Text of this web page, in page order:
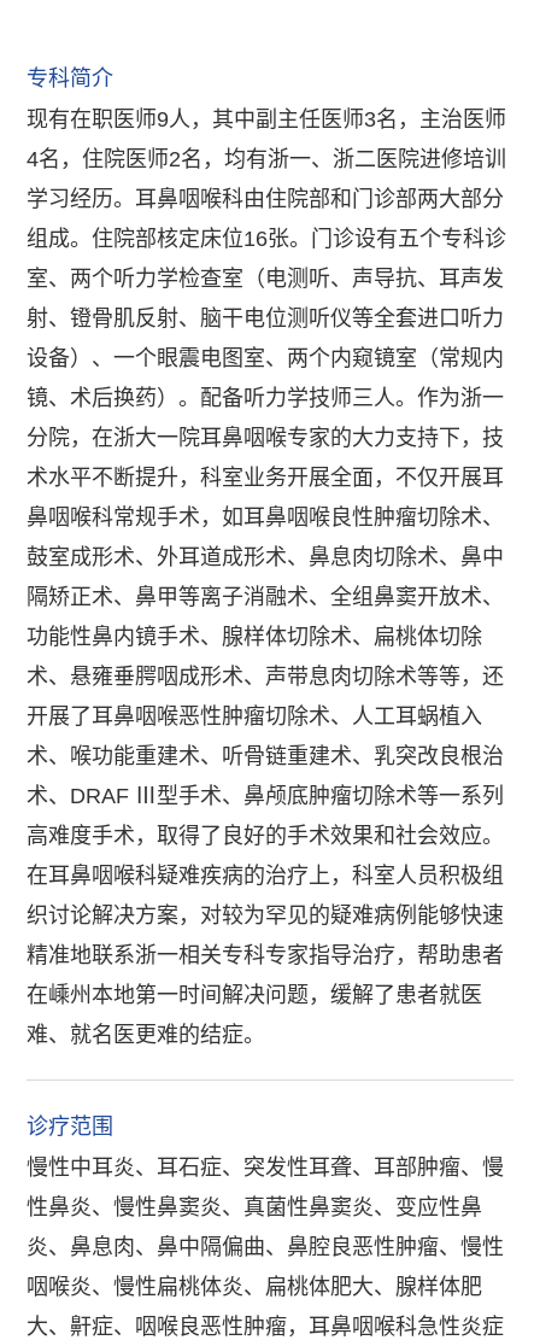
专科简介
现有在职医师9人，其中副主任医师3名，主治医师
4名，住院医师2名，均有浙一、浙二医院进修培训
学习经历。耳鼻咽喉科由住院部和门诊部两大部分
组成。住院部核定床位16张。门诊设有五个专科诊
室、两个听力学检查室（电测听、声导抗、耳声发
射、镫骨肌反射、脑干电位测听仪等全套进口听力
设备）、一个眼震电图室、两个内窥镜室（常规内
镜、术后换药）。配备听力学技师三人。作为浙一
分院，在浙大一院耳鼻咽喉专家的大力支持下，技
术水平不断提升，科室业务开展全面，不仅开展耳
鼻咽喉科常规手术，如耳鼻咽喉良性肿瘤切除术、
鼓室成形术、外耳道成形术、鼻息肉切除术、鼻中
隔矫正术、鼻甲等离子消融术、全组鼻窦开放术、
功能性鼻内镜手术、腺样体切除术、扁桃体切除
术、悬雍垂腭咽成形术、声带息肉切除术等等，还
开展了耳鼻咽喉恶性肿瘤切除术、人工耳蜗植入
术、喉功能重建术、听骨链重建术、乳突改良根治
术、DRAF Ⅲ型手术、鼻颅底肿瘤切除术等一系列
高难度手术，取得了良好的手术效果和社会效应。
在耳鼻咽喉科疑难疾病的治疗上，科室人员积极组
织讨论解决方案，对较为罕见的疑难病例能够快速
精准地联系浙一相关专科专家指导治疗，帮助患者
在嵊州本地第一时间解决问题，缓解了患者就医
难、就名医更难的结症。
诊疗范围
慢性中耳炎、耳石症、突发性耳聋、耳部肿瘤、慢
性鼻炎、慢性鼻窦炎、真菌性鼻窦炎、变应性鼻
炎、鼻息肉、鼻中隔偏曲、鼻腔良恶性肿瘤、慢性
咽喉炎、慢性扁桃体炎、扁桃体肥大、腺样体肥
大、鼾症、咽喉良恶性肿瘤，耳鼻咽喉科急性炎症